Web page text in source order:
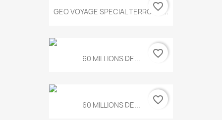
GEO VOYAGE SPECIAL TERROIRS...
favorite_border
60 MILLIONS DE... favorite_border
60 MILLIONS DE... favorite_border